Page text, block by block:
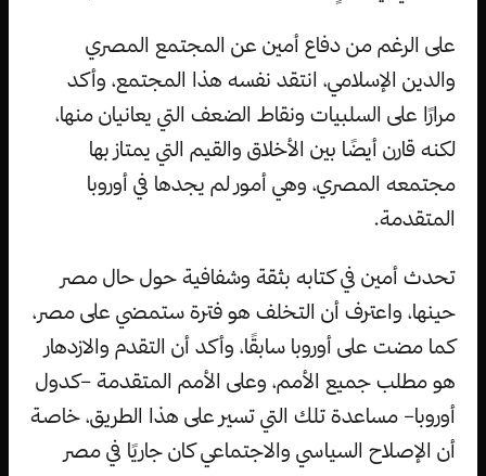
على الرغم من دفاع أمين عن المجتمع المصري
والدين الإسلامي، انتقد نفسه هذا المجتمع، وأكد
مرارًا على السلبيات ونقاط الضعف التي يعانيان منها،
لكنه قارن أيضًا بين الأخلاق والقيم التي يمتاز بها
مجتمعه المصري، وهي أمور لم يجدها في أوروبا
المتقدمة.
تحدث أمين في كتابه بثقة وشفافية حول حال مصر
حينها، واعترف أن التخلف هو فترة ستمضي على مصر،
كما مضت على أوروبا سابقًا، وأكد أن التقدم والازدهار
هو مطلب جميع الأمم، وعلى الأمم المتقدمة –كدول
أوروبا– مساعدة تلك التي تسير على هذا الطريق، خاصة
أن الإصلاح السياسي والاجتماعي كان جاريًا في مصر